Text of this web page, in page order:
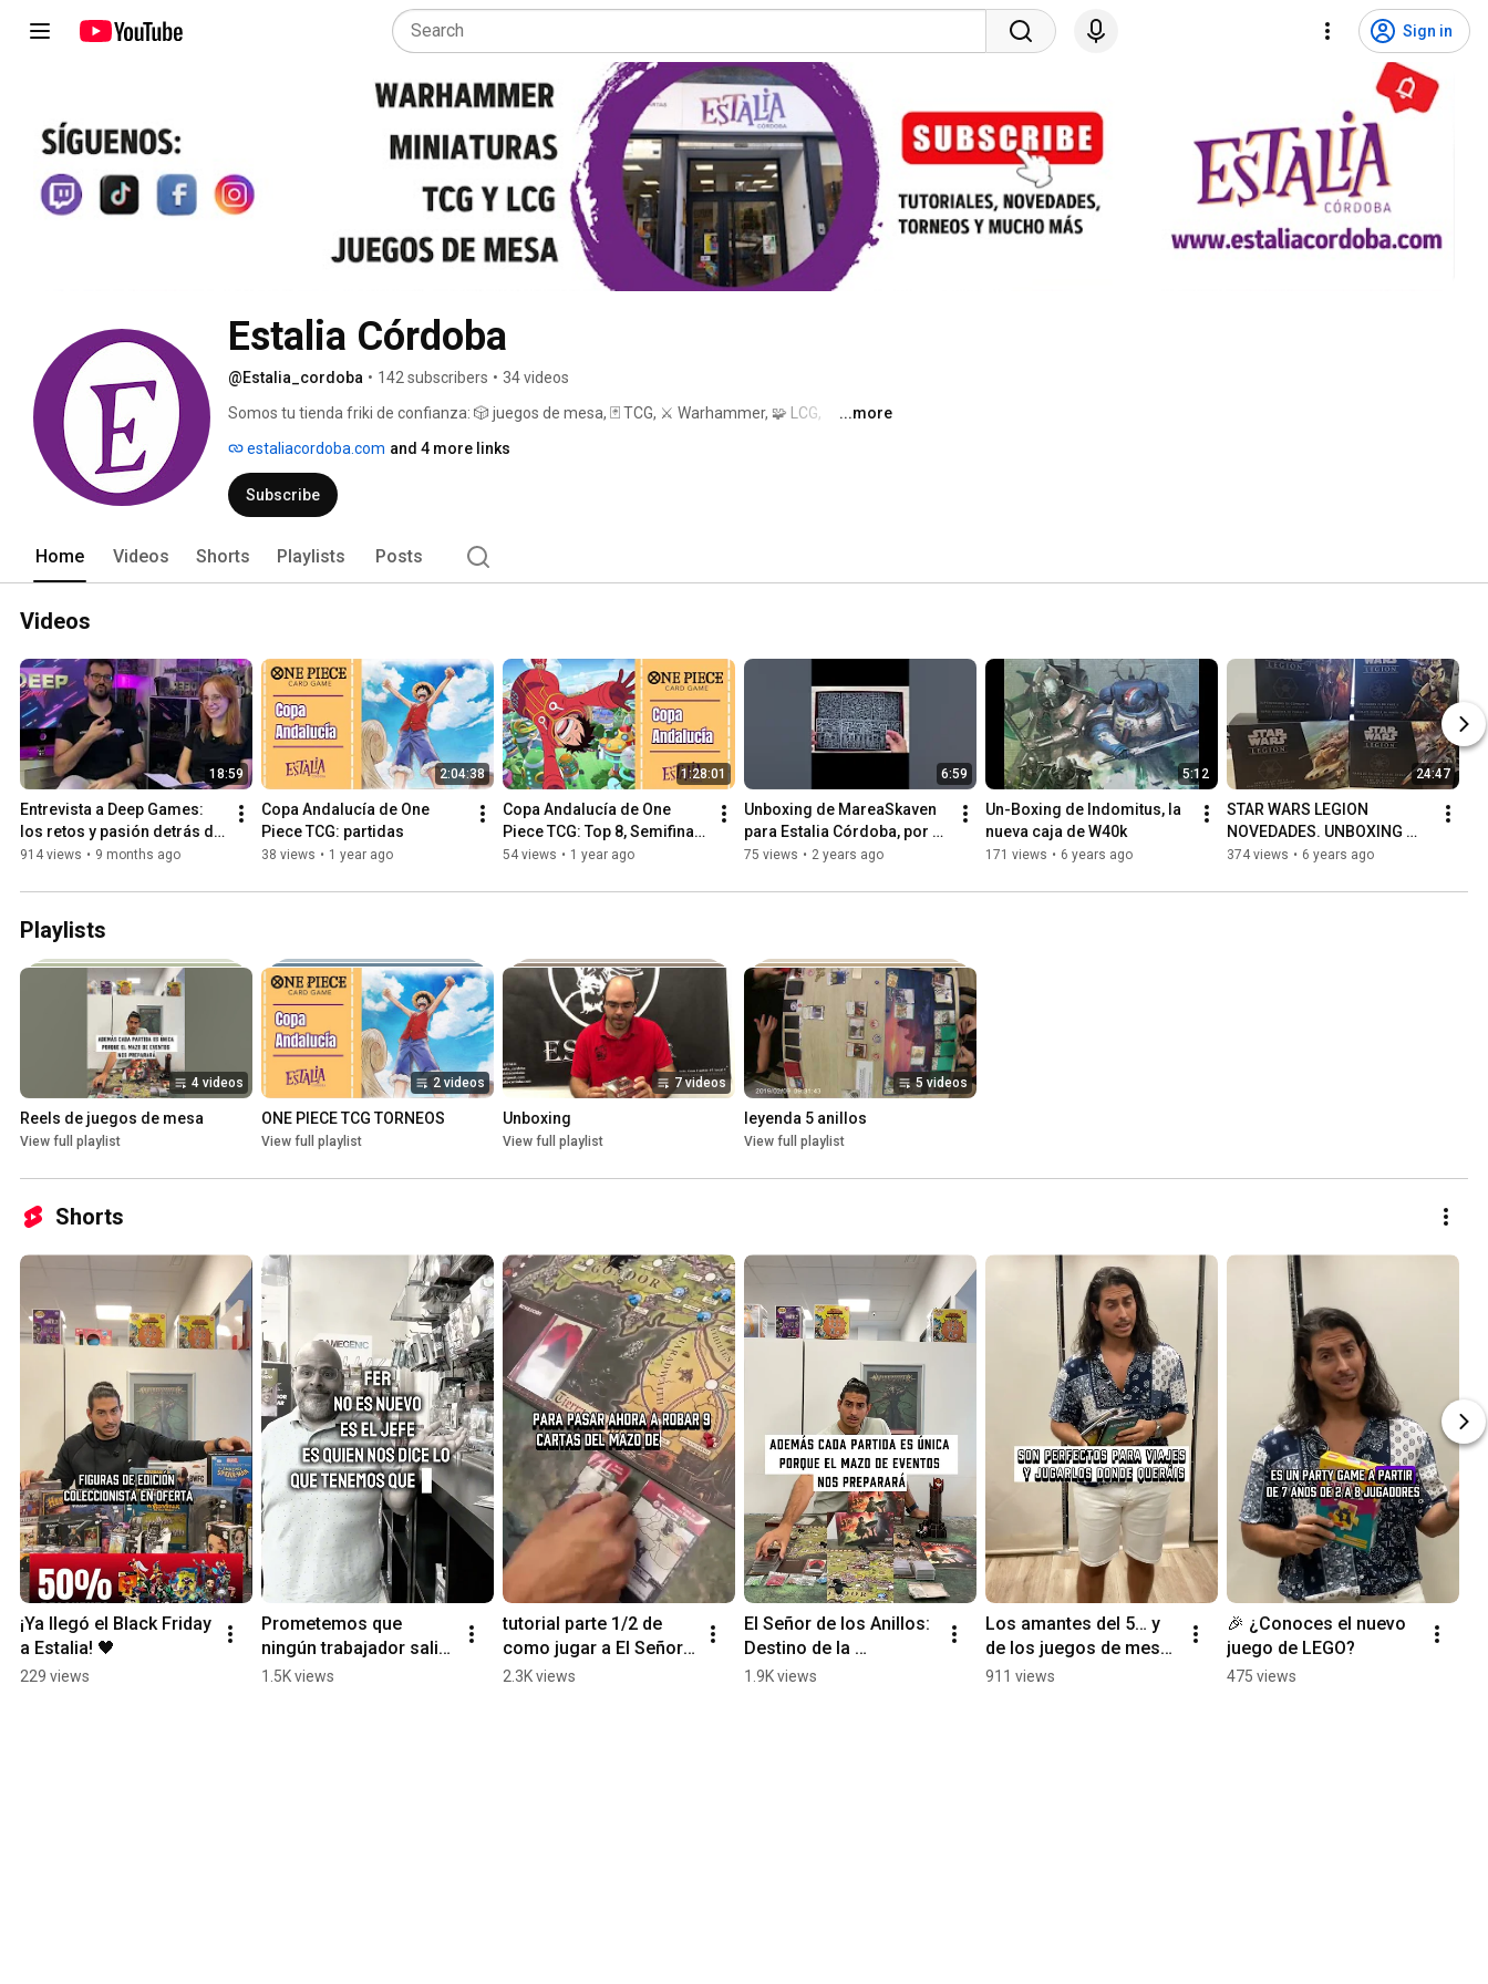
Sign in
Estalia Córdoba
@Estalia_cordoba • 142 subscribers • 34 videos
Somos tu tienda friki de confianza: 🎲 juegos de mesa, 🃏 TCG, ⚔️ Warhammer, 🧩 LCG,
...more
estaliacordoba.com and 4 more links
Subscribe
Home Videos Shorts Playlists Posts
Videos
18:59
Entrevista a Deep Games:
los retos y pasión detrás de
crear contenido de
Córdoba
914 views • 9 months ago
2:04:38
Copa Andalucía de One
Piece TCG: partidas
38 views • 1 year ago
1:28:01
Copa Andalucía de One
Piece TCG: Top 8, Semifinal
y Final
54 views • 1 year ago
6:59
Unboxing de MareaSkaven
para Estalia Córdoba, por
Fran López!
75 views • 2 years ago
5:12
Un-Boxing de Indomitus, la
nueva caja de W40k
171 views • 6 years ago
24:47
STAR WARS LEGION
NOVEDADES. UNBOXING
DROIDES B2, CLONES FASE
374 views • 6 years ago
Playlists
4 videos
Reels de juegos de mesa
View full playlist
2 videos
ONE PIECE TCG TORNEOS
View full playlist
7 videos
Unboxing
View full playlist
5 videos
leyenda 5 anillos
View full playlist
Shorts
¡Ya llegó el Black Friday
a Estalia! 🖤
229 views
Prometemos que
ningún trabajador salió
herido en este
1.5K views
tutorial parte 1/2 de
como jugar a El Señor
de los Anillos: Destino
2.3K views
El Señor de los Anillos:
Destino de la
Comunidad  #lotr
1.9K views
Los amantes del 5… y
de los juegos de mesa
clásicos estáis de
911 views
🎉 ¿Conoces el nuevo
juego de LEGO?
475 views